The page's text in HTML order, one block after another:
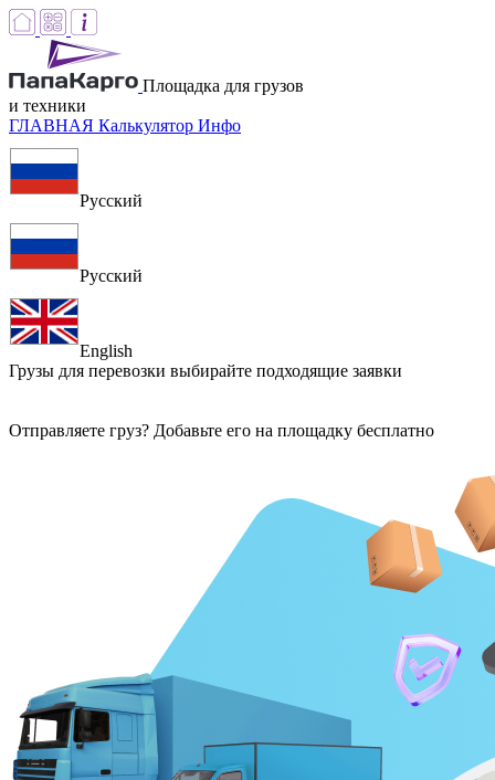
Площадка для грузов
и техники
ГЛАВНАЯ Калькулятор Инфо
Русский
Русский
English
Грузы для перевозки выбирайте подходящие заявки
Отправляете груз? Добавьте его на площадку бесплатно